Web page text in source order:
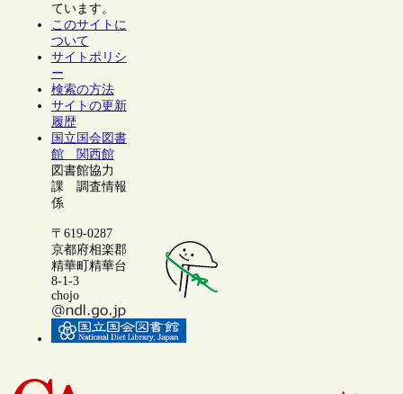
ています。
このサイトに
ついて
サイトポリシ
ー
検索の方法
サイトの更新
履歴
国立国会図書
館 関西館
図書館協力
課 調査情報
係
〒619-0287
京都府相楽郡
精華町精華台
8-1-3
chojo